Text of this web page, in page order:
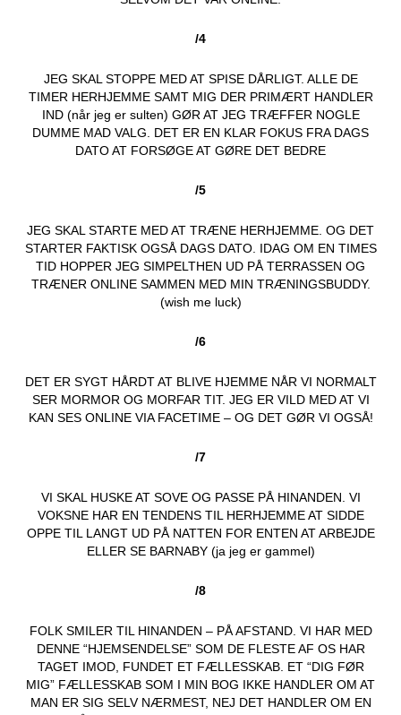
/4
JEG SKAL STOPPE MED AT SPISE DÅRLIGT. ALLE DE
TIMER HERHJEMME SAMT MIG DER PRIMÆRT HANDLER
IND (når jeg er sulten) GØR AT JEG TRÆFFER NOGLE
DUMME MAD VALG. DET ER EN KLAR FOKUS FRA DAGS
DATO AT FORSØGE AT GØRE DET BEDRE
/5
JEG SKAL STARTE MED AT TRÆNE HERHJEMME. OG DET
STARTER FAKTISK OGSÅ DAGS DATO. IDAG OM EN TIMES
TID HOPPER JEG SIMPELTHEN UD PÅ TERRASSEN OG
TRÆNER ONLINE SAMMEN MED MIN TRÆNINGSBUDDY.
(wish me luck)
/6
DET ER SYGT HÅRDT AT BLIVE HJEMME NÅR VI NORMALT
SER MORMOR OG MORFAR TIT. JEG ER VILD MED AT VI
KAN SES ONLINE VIA FACETIME – OG DET GØR VI OGSÅ!
/7
VI SKAL HUSKE AT SOVE OG PASSE PÅ HINANDEN. VI
VOKSNE HAR EN TENDENS TIL HERHJEMME AT SIDDE
OPPE TIL LANGT UD PÅ NATTEN FOR ENTEN AT ARBEJDE
ELLER SE BARNABY (ja jeg er gammel)
/8
FOLK SMILER TIL HINANDEN – PÅ AFSTAND. VI HAR MED
DENNE “HJEMSENDELSE” SOM DE FLESTE AF OS HAR
TAGET IMOD, FUNDET ET FÆLLESSKAB. ET “DIG FØR
MIG” FÆLLESSKAB SOM I MIN BOG IKKE HANDLER OM AT
MAN ER SIG SELV NÆRMEST, NEJ DET HANDLER OM EN